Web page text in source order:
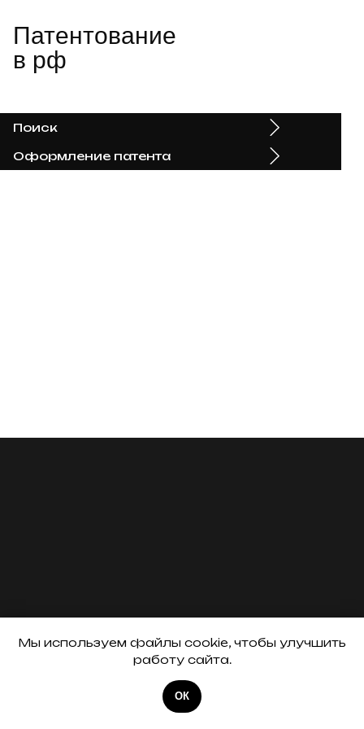
Патентование
в рф
Поиск
Оформление патента
Мы используем файлы cookie, чтобы улучшить
работу сайта.
ОК